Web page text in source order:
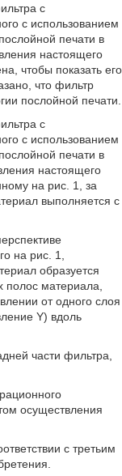
с
с использованием
печати в
настоящего
чтобы показать его
что фильтр
послойной печати.
с
с использованием
печати в
настоящего
на рис. 1, за
выполняется с
на рис. 1,
образуется
материала,
от одного слоя
Y) вдоль
части фильтра,
осуществления
с третьим